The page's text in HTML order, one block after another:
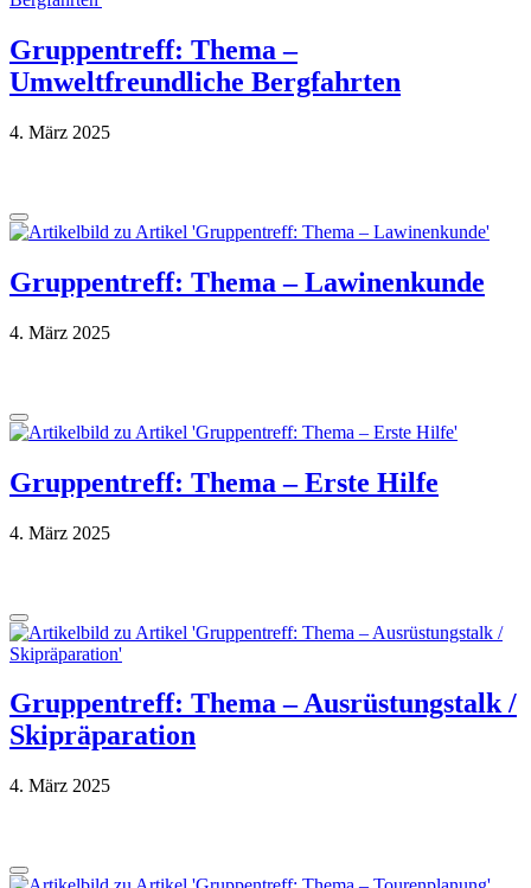
Gruppentreff: Thema –
Umweltfreundliche Bergfahrten
4. März 2025
Gruppentreff: Thema – Lawinenkunde
4. März 2025
Gruppentreff: Thema – Erste Hilfe
4. März 2025
Gruppentreff: Thema – Ausrüstungstalk /
Skipräparation
4. März 2025